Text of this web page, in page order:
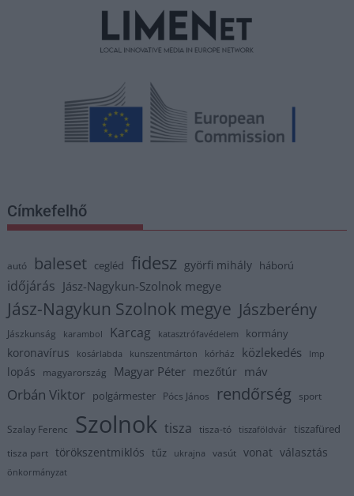
Címkefelhő
autó baleset cegléd fidesz györfi mihály háború
időjárás Jász-Nagykun-Szolnok megye
Jász-Nagykun Szolnok megye Jászberény
Jászkunság karambol Karcag katasztrófavédelem kormány
koronavírus kosárlabda kunszentmárton kórház közlekedés lmp
lopás magyarország Magyar Péter mezőtúr máv
Orbán Viktor polgármester Pócs János rendőrség sport
Szalay Ferenc Szolnok tisza tisza-tó tiszaföldvár tiszafüred
tisza part törökszentmiklós tűz ukrajna vasút vonat választás
önkormányzat